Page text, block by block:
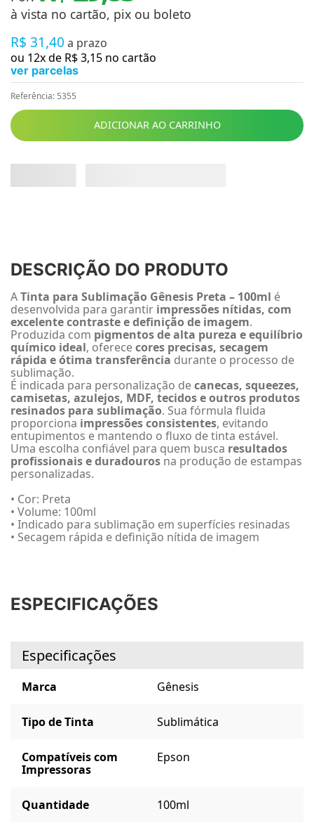
à vista no cartão, pix ou boleto
R$ 31,40 a prazo
ou 12x de R$3,15 no cartão
ver parcelas
Referência: 5355
ADICIONAR AO CARRINHO
DESCRIÇÃO DO PRODUTO
ATinta para Sublimação Gênesis Preta – 100ml é
desenvolvida para garantir impressões nítidas, com
excelente contraste e definição de imagem.
Produzida com pigmentos de alta pureza e equilíbrio
químico ideal, oferececores precisas, secagem
rápida e ótima transferência durante o processo de
sublimação.
É indicada para personalização decanecas, squeezes,
camisetas, azulejos, MDF, tecidos e outros produtos
resinados para sublimação. Sua fórmula fluida
proporciona impressões consistentes, evitando
entupimentos e mantendo o fluxo de tinta estável.
Uma escolha confiável para quem busca resultados
profissionais e duradouros na produção de estampas
personalizadas.
• Cor: Preta
• Volume: 100ml
• Indicado para sublimação em superfícies resinadas
• Secagem rápida e definição nítida de imagem
ESPECIFICAÇÕES
Especificações
Marca Gênesis
Tipo de Tinta Sublimática
Compatíveis com
Impressoras
Epson
Quantidade 100ml